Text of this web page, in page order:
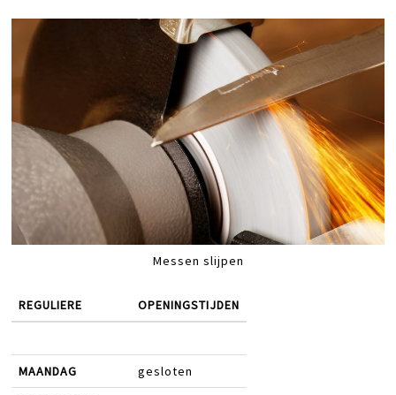
Messen slijpen
REGULIERE OPENINGSTIJDEN
MAANDAG gesloten